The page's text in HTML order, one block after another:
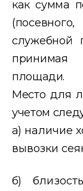
как сумма
служебной
принимая
площади.
Место для
учетом
а) наличие
вывозки
б)